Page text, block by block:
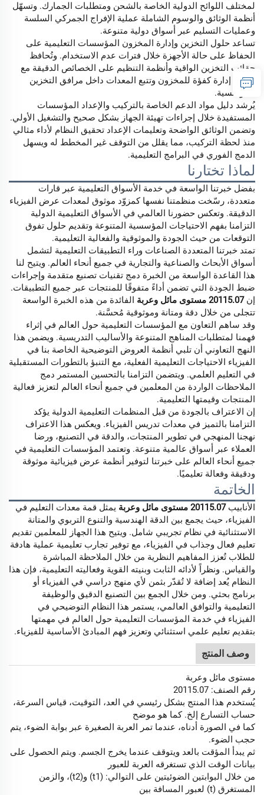
لمختلف اللوائح الدولية الخاصة بالشحن ومتطلبات الجمارك. وتسهّل
أنظمة الوثائق والوسوم الشاملة عملية الإفراج الجمركي السلسة
وعمليات التسليم عبر أسواق دولية متنوعة.
تساعد حلول التخزين وإدارة المخزون المؤسسات التعليمية على
الحفاظ على حالة الأجهزة خلال فترات عدم الاستخدام. وتُحافظ
حقائب التخزين الواقية وأنظمة التنظيم على الخصائص الدقيقة مع
تمكين إدارة كفؤة للمخزون وتتبع المعدات داخل مرافق التخزين
المؤسسية.
يُرشد دليل مواد الدعم الخاصة بالتركيب والإعداد المؤسسات
المستفيدة خلال إجراءات تهيئة الجهاز بشكل صحيح والتشغيل الأولي.
وتضمن الوثائق الواضحة وتعليمات الإعداد تحقيق النظام لأداء مثالي
منذ لحظة التركيب، مما يقلل من التوقف غير المخطط له ويسهل
الدمج الفوري في البرامج التعليمية.
لماذا تختارنا
بفضل خبرتنا الواسعة في خدمة الأسواق التعليمية عبر قارات
متعددة، رسّخت منظمتنا نفسها كمزوّد موثوق لمعدات عرض الفيزياء
الدقيقة. وتعكس حضورنا العالمي في الأسواق التعليمية الدولية
التزامنا بفهم الاحتياجات المؤسسية المتنوعة وتقديم حلول تفوق
التوقعات من حيث الجودة والموثوقية والفعالية التعليمية.
تمتد خبرتنا المتعددة الصناعات وراء التطبيقات التعليمية لتشمل
أسواق الأبحاث والصناعية والتجارية في جميع أنحاء العالم. ويتيح لنا
هذا القاعدة الواسعة من الخبرة دمج تقنيات تصنيع متقدمة وإجراءات
ضبط الجودة التي تضمن أداءً متفوقًا للمنتجات عبر جميع التطبيقات.
إن20115.07 مستوى مائل وعربة
الفائدة من هذه الخبرة الواسعة
تتجلى من خلال دقة ومتانة وموثوقية مُحسَّنة.
وقد ساهم التعاون مع المؤسسات التعليمية حول العالم في إثراء
فهمنا لمتطلبات المناهج المتنوعة والأساليب التدريسية. ويضمن هذا
النهج التعاوني أن تلبي أنظمة العروض التوضيحية الخاصة بنا في
الفيزياء الاحتياجات التعليمية الفعلية، مع التنبؤ بالتطورات المستقبلية
في التعليم العلمي. ويتضمن التزامنا بالتحسين المستمر دمج
الملاحظات الواردة من المعلمين في جميع أنحاء العالم لتعزيز فعالية
المنتجات وقيمتها التعليمية.
إن الاعتراف بالجودة من قبل المنظمات التعليمية الدولية يؤكد
التزامنا بالتميز في معدات تدريس الفيزياء. ويعكس هذا الاعتراف
نهجنا المنهجي في تطوير المنتجات، والدقة في التصنيع، ورضا
العملاء عبر أسواق عالمية متنوعة. وتعتمد المؤسسات التعليمية في
جميع أنحاء العالم على خبرتنا لتوفير أنظمة عرض فيزيائية موثوقة
ودقيقة وفعالة تعليميًا.
الخاتمة
الأنابيب20115.07 مستوى مائل وعربة
يمثل قمة معدات التعليم في
الفيزياء، حيث يجمع بين الدقة الهندسية والتنوع التربوي والمتانة
الاستثنائية في نظام تجريبي شامل. ويتيح هذا الجهاز للمعلمين تقديم
تعليم فعال وجذاب في الفيزياء، مع توفير تجارب تعليمية عملية هادفة
للطلاب تُعزز المفاهيم النظرية من خلال الملاحظة المباشرة
والقياس. ونظراً لأدائه الثابت وبنيته القوية وفعاليته التعليمية، فإن هذا
النظام يُعد إضافة لا تُقدّر بثمن لأي منهج دراسي في الفيزياء أو
برنامج بحثي. ومن خلال الجمع بين التصنيع الدقيق والوظيفة
التعليمية والتوافق العالمي، يستمر هذا النظام التوضيحي في
الفيزياء في خدمة المؤسسات التعليمية حول العالم في مهمتها
بتقديم تعليم علمي استثنائي وتعزيز فهم المبادئ الأساسية للفيزياء.
وصف المنتج
مستوى مائل وعربة
رقم الصنف: 20115.07
يُستخدم هذا المنتج بشكل رئيسي في العد، التوقيت، قياس السرعة،
حساب التسارع إلخ. كما هو موضح
كما في الصورة أدناه، عندما تمر العربة الصغيرة عبر بوابة الضوء، يتم
حجب الضوء.
ثم يبدأ المؤقت بالعد ويتوقف عندما يخرج الجسم. ويتم الحصول على
بيانات الوقت الذي تستغرقه العربة للعبور
من خلال البوابتين الضوئيتين على التوالي: (t1) و(t2)، والزمن
المستغرق (t) لعبور المسافة بين